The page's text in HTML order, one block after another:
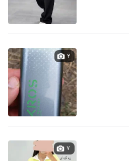
۲
۷